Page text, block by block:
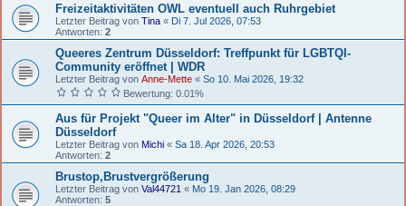
Freizeitaktivitäten OWL eventuell auch Ruhrgebiet
Letzter Beitrag von Tina « Di 7. Jul 2026, 07:53
Antworten: 2
Queeres Zentrum Düsseldorf: Treffpunkt für LGBTQI-
Community eröffnet | WDR
Letzter Beitrag von Anne-Mette « So 10. Mai 2026, 19:32
Bewertung: 0.01%
Aus für Projekt "Queer im Alter" in Düsseldorf | Antenne
Düsseldorf
Letzter Beitrag von Michi « Sa 18. Apr 2026, 20:53
Antworten: 2
Brustop,Brustvergrößerung
Letzter Beitrag von Val44721 « Mo 19. Jan 2026, 08:29
Antworten: 5